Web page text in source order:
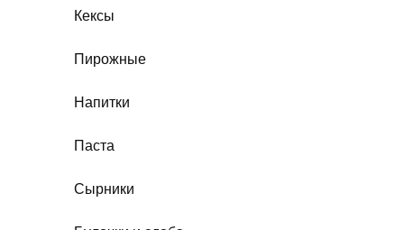
Кексы
Пирожные
Напитки
Паста
Сырники